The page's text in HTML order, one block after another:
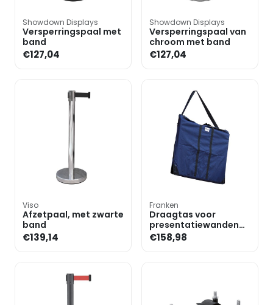
Showdown Displays
Versperringspaal met
band
€127,04
Showdown Displays
Versperringspaal van
chroom met band
€127,04
Viso
Afzetpaal, met zwarte
band
€139,14
Franken
Draagtas voor
presentatiewanden
»UMT«
€158,98